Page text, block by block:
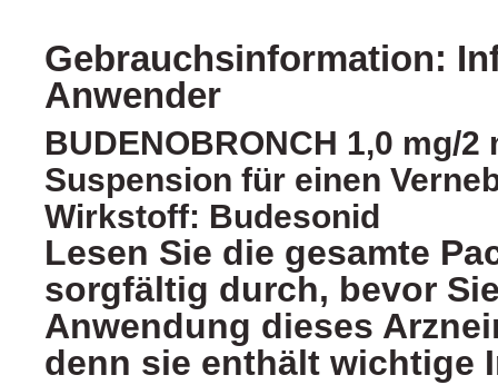
Gebrauchsinformation:
Anwender
BUDENOBRONCH 1,0 mg/2
Suspension für einen
Wirkstoff: Budesonid
Lesen Sie die gesamte
sorgfältig durch, bevor
Anwendung dieses
denn sie enthält wichtige